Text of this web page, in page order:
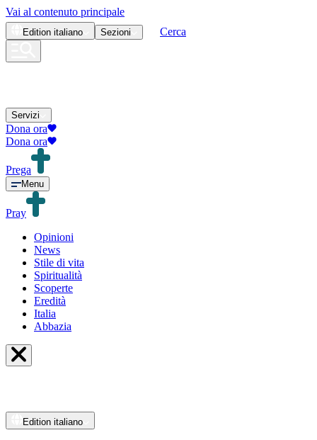
Vai al contenuto principale
Edition italiano Sezioni Cerca
Servizi
Dona ora
Dona ora
Prega
Menu
Pray
Opinioni
News
Stile di vita
Spiritualità
Scoperte
Eredità
Italia
Abbazia
Edition italiano